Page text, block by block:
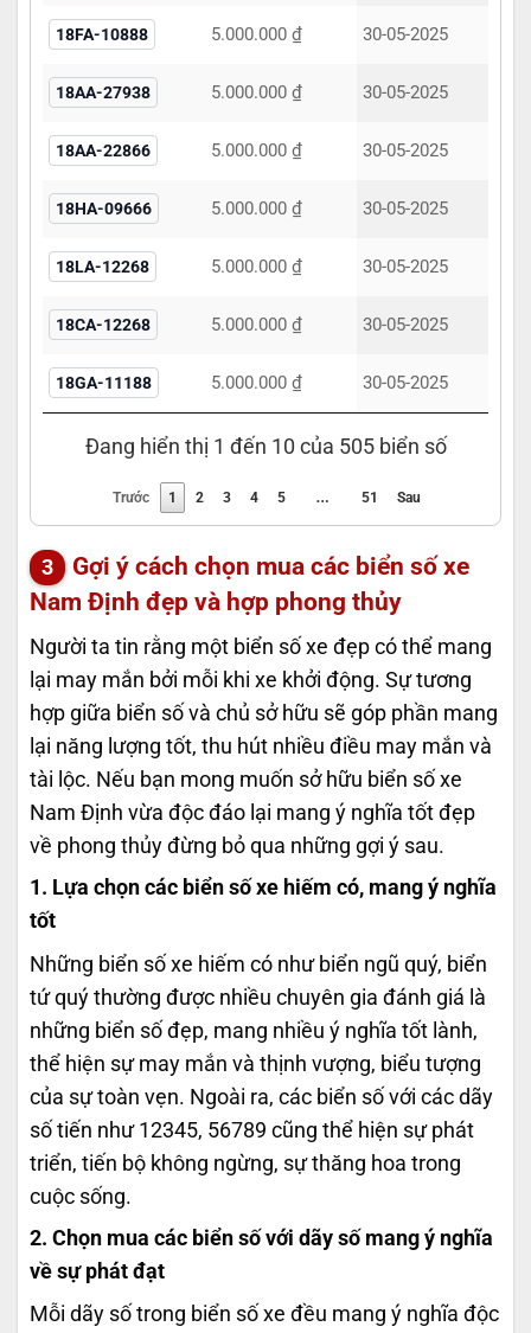
18FA-10888 5.000.000 ₫ 30-05-2025
18AA-27938 5.000.000 ₫ 30-05-2025
18AA-22866 5.000.000 ₫ 30-05-2025
18HA-09666 5.000.000 ₫ 30-05-2025
18LA-12268 5.000.000 ₫ 30-05-2025
18CA-12268 5.000.000 ₫ 30-05-2025
18GA-11188 5.000.000 ₫ 30-05-2025
Đang hiển thị 1 đến 10 của 505 biển số
Trước 1 2 3 4 5 … 51 Sau
Gợi ý cách chọn mua các biển số xe
Nam Định đẹp và hợp phong thủy
Người ta tin rằng một biển số xe đẹp có thể mang
lại may mắn bởi mỗi khi xe khởi động. Sự tương
hợp giữa biển số và chủ sở hữu sẽ góp phần mang
lại năng lượng tốt, thu hút nhiều điều may mắn và
tài lộc. Nếu bạn mong muốn sở hữu biển số xe
Nam Định vừa độc đáo lại mang ý nghĩa tốt đẹp
về phong thủy đừng bỏ qua những gợi ý sau.
1. Lựa chọn các biển số xe hiếm có, mang ý nghĩa
tốt
Những biển số xe hiếm có như biển ngũ quý, biển
tứ quý thường được nhiều chuyên gia đánh giá là
những biển số đẹp, mang nhiều ý nghĩa tốt lành,
thể hiện sự may mắn và thịnh vượng, biểu tượng
của sự toàn vẹn. Ngoài ra, các biển số với các dãy
số tiến như 12345, 56789 cũng thể hiện sự phát
triển, tiến bộ không ngừng, sự thăng hoa trong
cuộc sống.
2. Chọn mua các biển số với dãy số mang ý nghĩa
về sự phát đạt
Mỗi dãy số trong biển số xe đều mang ý nghĩa độc